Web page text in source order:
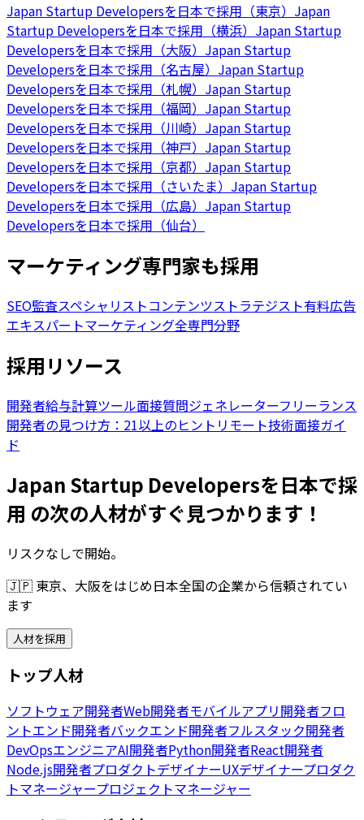
Japan Startup Developersを日本で採用（東京） Japan
Startup Developersを日本で採用（横浜） Japan Startup
Developersを日本で採用（大阪） Japan Startup
Developersを日本で採用（名古屋） Japan Startup
Developersを日本で採用（札幌） Japan Startup
Developersを日本で採用（福岡） Japan Startup
Developersを日本で採用（川崎） Japan Startup
Developersを日本で採用（神戸） Japan Startup
Developersを日本で採用（京都） Japan Startup
Developersを日本で採用（さいたま） Japan Startup
Developersを日本で採用（広島） Japan Startup
Developersを日本で採用（仙台）
マーケティング専門家も採用
SEO監査スペシャリストコンテンツストラテジスト有料広告
エキスパートマーケティング全専門分野
採用リソース
開発者給与計算ツール面接質問ジェネレーターフリーランス
開発者の見つけ方：21以上のヒント リモート技術面接ガイ
ド
Japan Startup Developersを日本で採
用 の次の人材がすぐ見つかります！
リスクなしで開始。
🇯🇵 東京、大阪をはじめ日本全国の企業から信頼されてい
ます
人材を採用
トップ人材
ソフトウェア開発者Web開発者モバイルアプリ開発者フロ
ントエンド開発者バックエンド開発者フルスタック開発者
DevOpsエンジニアAI開発者Python開発者React開発者
Node.js開発者プロダクトデザイナーUXデザイナープロダク
トマネージャープロジェクトマネージャー